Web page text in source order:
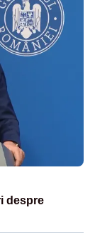
despre